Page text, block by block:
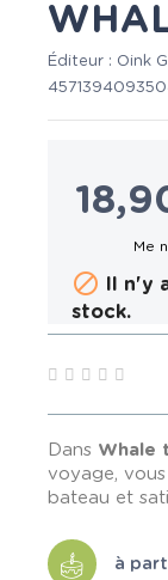
Éditeur : Oink
 Il n'y
stock.
Dans Whale
voyage,
bateau et
à